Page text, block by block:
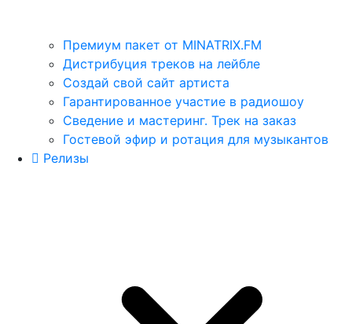
Премиум пакет от MINATRIX.FM
Дистрибуция треков на лейбле
Создай свой сайт артиста
Гарантированное участие в радиошоу
Сведение и мастеринг. Трек на заказ
Гостевой эфир и ротация для музыкантов
Релизы